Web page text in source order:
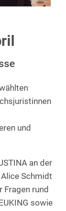
und
an der
Schmidt
Fragen rund
sowie